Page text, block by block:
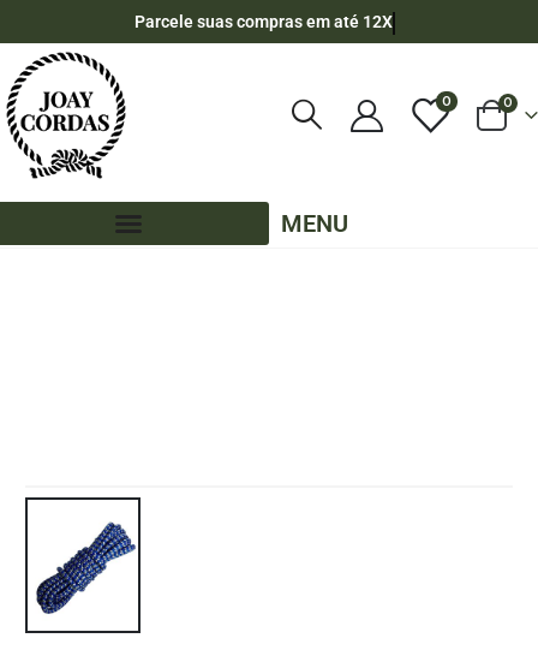
Parcele suas compras em até 12X
0 0
MENU